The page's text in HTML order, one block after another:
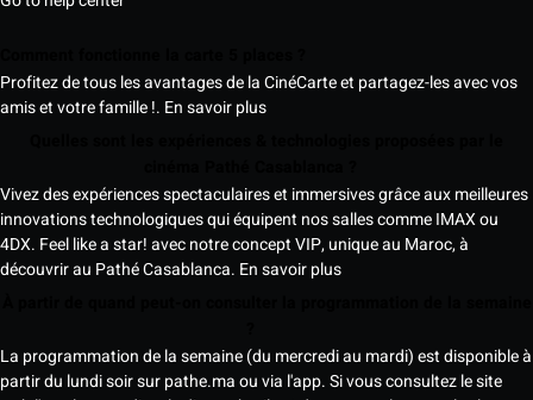
Profitez de tous les avantages de la CinéCarte et partagez-les avec vos
amis et votre famille !. En savoir plus
Vivez des expériences spectaculaires et immersives grâce aux meilleures
innovations technologiques qui équipent nos salles comme IMAX ou
4DX. Feel like a star! avec notre concept VIP, unique au Maroc, à
découvrir au Pathé Casablanca. En savoir plus
La programmation de la semaine (du mercredi au mardi) est disponible à
partir du lundi soir sur pathe.ma ou via l'app. Si vous consultez le site